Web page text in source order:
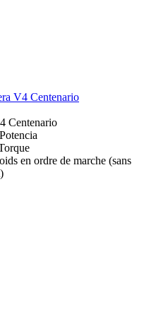
V4 Centenario
Centenario
Potencia
en ordre de marche (sans